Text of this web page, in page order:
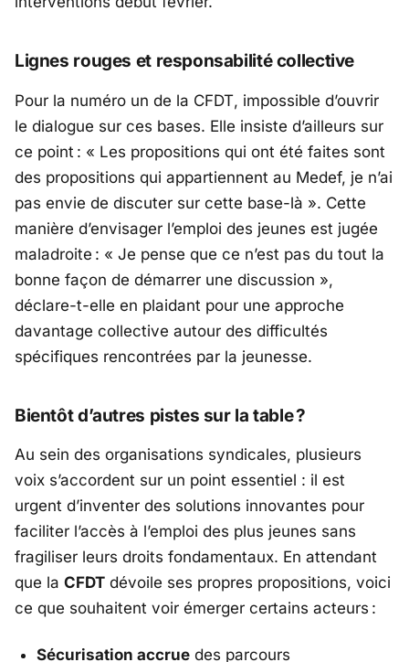
Lignes rouges et responsabilité collective
Pour la numéro un de la CFDT, impossible d’ouvrir
le dialogue sur ces bases. Elle insiste d’ailleurs sur
ce point : « Les propositions qui ont été faites sont
des propositions qui appartiennent au Medef, je n’ai
pas envie de discuter sur cette base-là ». Cette
manière d’envisager l’emploi des jeunes est jugée
maladroite : « Je pense que ce n’est pas du tout la
bonne façon de démarrer une discussion »,
déclare-t-elle en plaidant pour une approche
davantage collective autour des difficultés
spécifiques rencontrées par la jeunesse.
Bientôt d’autres pistes sur la table ?
Au sein des organisations syndicales, plusieurs
voix s’accordent sur un point essentiel : il est
urgent d’inventer des solutions innovantes pour
faciliter l’accès à l’emploi des plus jeunes sans
fragiliser leurs droits fondamentaux. En attendant
que la CFDT dévoile ses propres propositions, voici
ce que souhaitent voir émerger certains acteurs :
Sécurisation accrue des parcours